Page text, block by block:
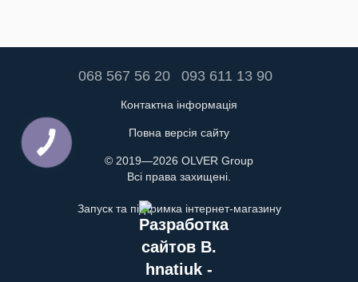
068 567 56 20 093 611 13 90
Контактна інформація
Повна версія сайту
© 2019—2026 OLVER Group
Всі права захищені.
Запуск та підтримка інтернет-магазину